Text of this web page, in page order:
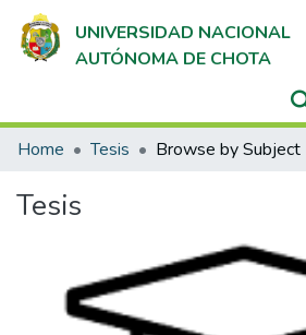
UNIVERSIDAD NACIONAL
AUTÓNOMA DE CHOTA
Communities & Collections
Home Tesis Browse by Subject
Tesis